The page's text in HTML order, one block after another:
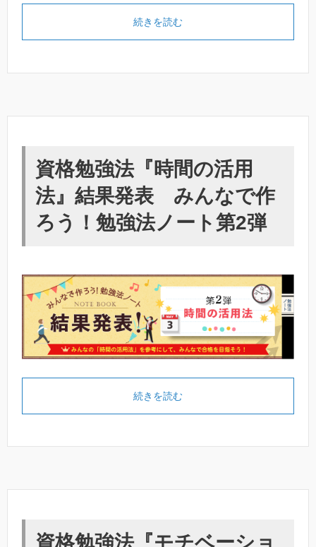
続きを読む
資格勉強法『時間の活用
法』結果発表 みんなで作
ろう！勉強法ノート第2弾
続きを読む